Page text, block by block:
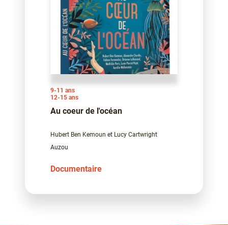
9-11 ans
12-15 ans
Au coeur de l'océan
Hubert Ben Kemoun et Lucy Cartwright
Auzou
Documentaire